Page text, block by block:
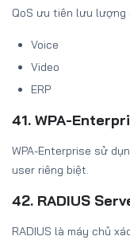
QoS ưu tiên lưu lượng
Voice
Video
ERP
41. WPA-
WPA-Enterprise sử
user riêng biệt.
42. RADIUS
RADIUS là máy chủ